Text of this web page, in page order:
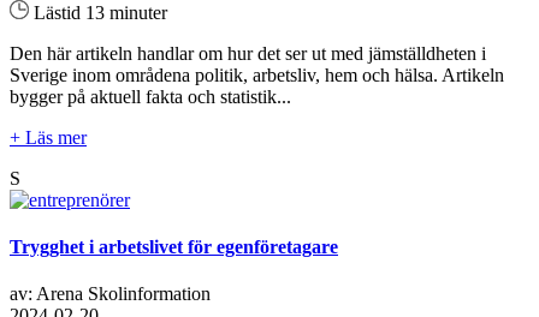
Lästid 13 minuter
Den här artikeln handlar om hur det ser ut med jämställdheten i
Sverige inom områdena politik, arbetsliv, hem och hälsa. Artikeln
bygger på aktuell fakta och statistik...
+ Läs mer
S
Trygghet i arbetslivet för egenföretagare
av: Arena Skolinformation